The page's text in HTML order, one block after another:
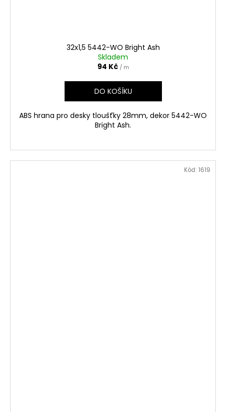
32x1,5 5442-WO Bright Ash
Skladem
94 Kč / m
DO KOŠÍKU
ABS hrana pro desky tloušťky 28mm, dekor 5442-WO
Bright Ash.
Kód: 1619